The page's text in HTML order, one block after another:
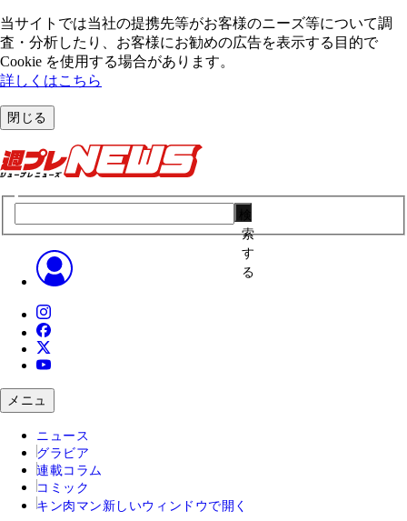
当サイトでは当社の提携先等がお客様のニーズ等について調
査・分析したり、お客様にお勧めの広告を表⽰する⽬的で
Cookie を使⽤する場合があります。
詳しくはこちら
閉じる
索
す
る
メニュ
ニュース
グラビア
連載コラム
コミック
キン肉マン 新しいウィンドウで開く